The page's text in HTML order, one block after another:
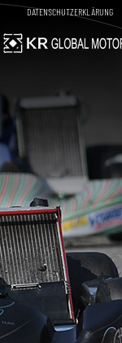
DATENSCHUTZERKLÄRUNG